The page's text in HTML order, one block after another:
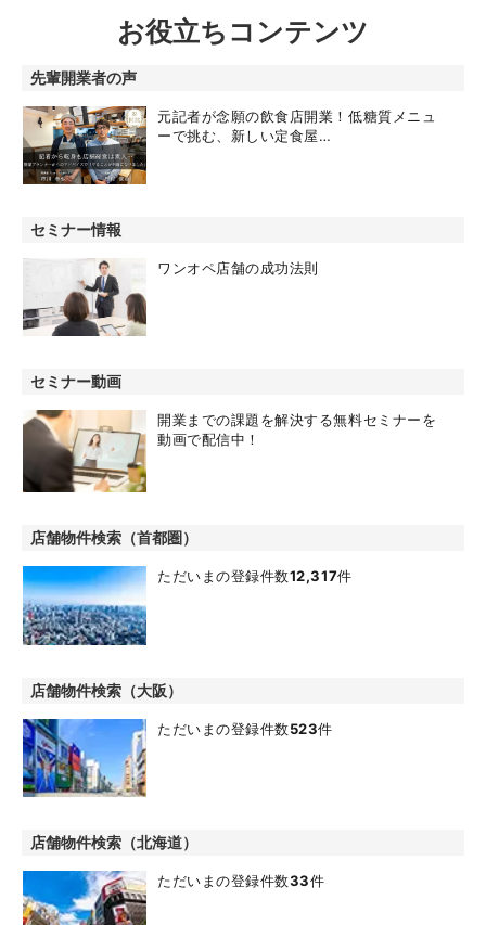
お役立ちコンテンツ
先輩開業者の声
元記者が念願の飲食店開業！低糖質メニュ
ーで挑む、新しい定食屋…
セミナー情報
ワンオペ店舗の成功法則
セミナー動画
開業までの課題を解決する無料セミナーを
動画で配信中！
店舗物件検索（首都圏）
ただいまの登録件数12,317件
店舗物件検索（大阪）
ただいまの登録件数523件
店舗物件検索（北海道）
ただいまの登録件数33件